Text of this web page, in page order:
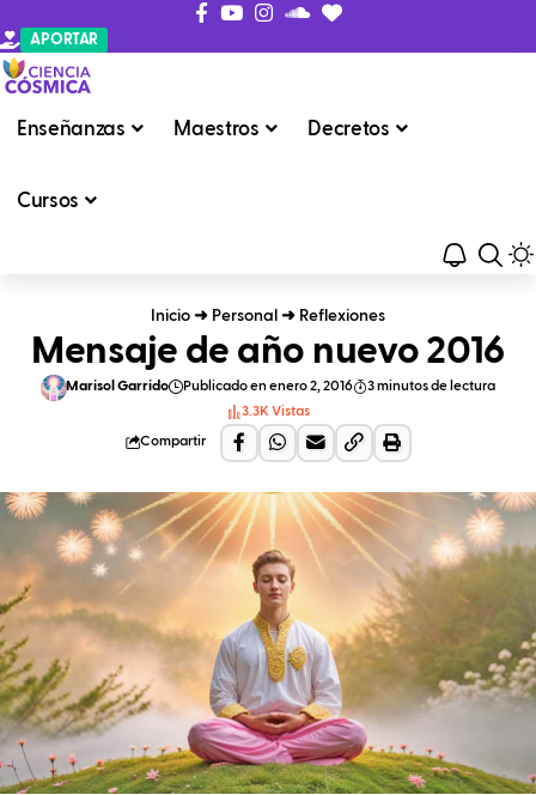
APORTAR
Enseñanzas Maestros Decretos
Cursos
Inicio ➜ Personal ➜ Reflexiones
Mensaje de año nuevo 2016
Marisol Garrido Publicado en enero 2, 2016
3 minutos de lectura
3.3K Vistas
Compartir